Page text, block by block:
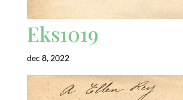
Eks1019
dec 8, 2022